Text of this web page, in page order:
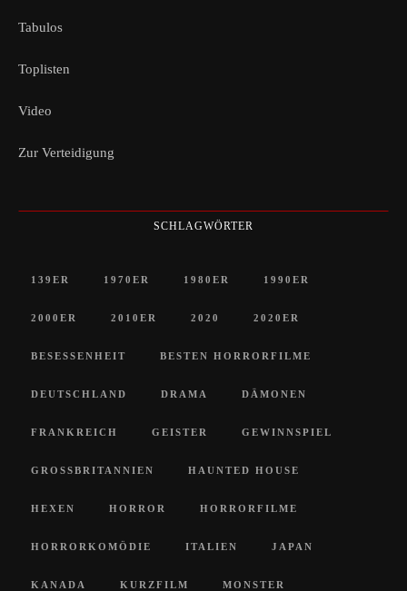
Tabulos
Toplisten
Video
Zur Verteidigung
SCHLAGWÖRTER
139ER 1970ER 1980ER 1990ER
2000ER 2010ER 2020 2020ER
BESESSENHEIT BESTEN HORRORFILME
DEUTSCHLAND DRAMA DÄMONEN
FRANKREICH GEISTER GEWINNSPIEL
GROSSBRITANNIEN HAUNTED HOUSE
HEXEN HORROR HORRORFILME
HORRORKOMÖDIE ITALIEN JAPAN
KANADA KURZFILM MONSTER